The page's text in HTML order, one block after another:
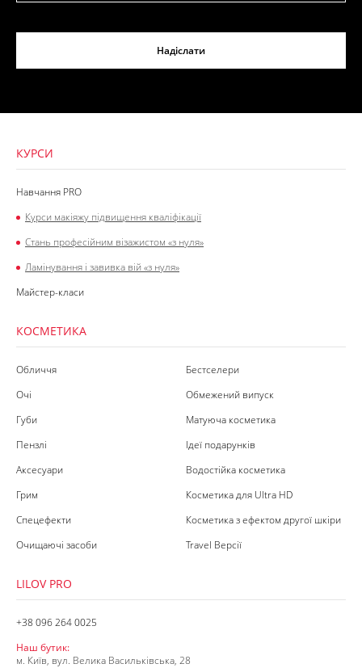
Надіслати
КУРСИ
Навчання PRO
Курси макіяжу підвищення кваліфікації
Стань професійним візажистом «з нуля»
Ламінування і завивка вій «з нуля»
Майстер-класи
КОСМЕТИКА
Обличчя
Очі
Губи
Пензлі
Аксесуари
Грим
Спецефекти
Очищаючі засоби
Бестселери
Обмежений випуск
Матуюча косметика
Ідеї подарунків
Водостійка косметика
Косметика для Ultra HD
Косметика з ефектом другої шкіри
Travel Версії
LILOV PRO
+38 096 264 0025
Наш бутик:
м. Київ, вул. Велика Васильківська, 28